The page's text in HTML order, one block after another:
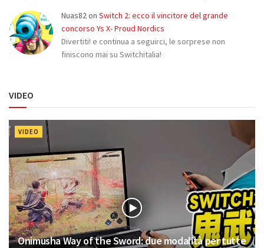
Nuas82on Switch 2: ecco il vincitore del grande
concorso Ys X- Proud Nordics
Divertiti! e continua a seguirci, le sorprese non
finiscono mai su Switchitalia!
VIDEO
VIDEO
Onimusha Way of the Sword: due modalità per tutte